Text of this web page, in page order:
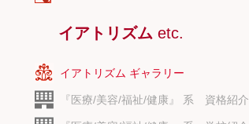
イアトリズム etc.
イアトリズム ギャラリー
『医療/美容/福祉/健康』 系 資格紹介